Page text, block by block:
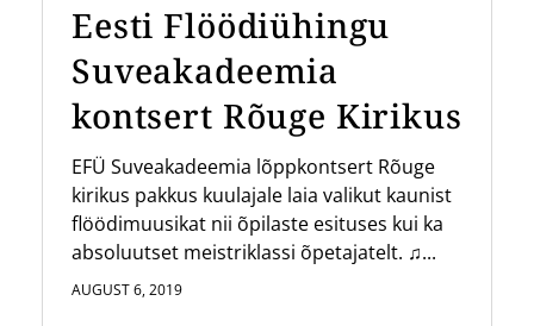
Eesti Flöödiühingu
Suveakadeemia
kontsert Rõuge Kirikus
EFÜ Suveakadeemia lõppkontsert Rõuge
kirikus pakkus kuulajale laia valikut kaunist
flöödimuusikat nii õpilaste esituses kui ka
absoluutset meistriklassi õpetajatelt. ♫...
AUGUST 6, 2019